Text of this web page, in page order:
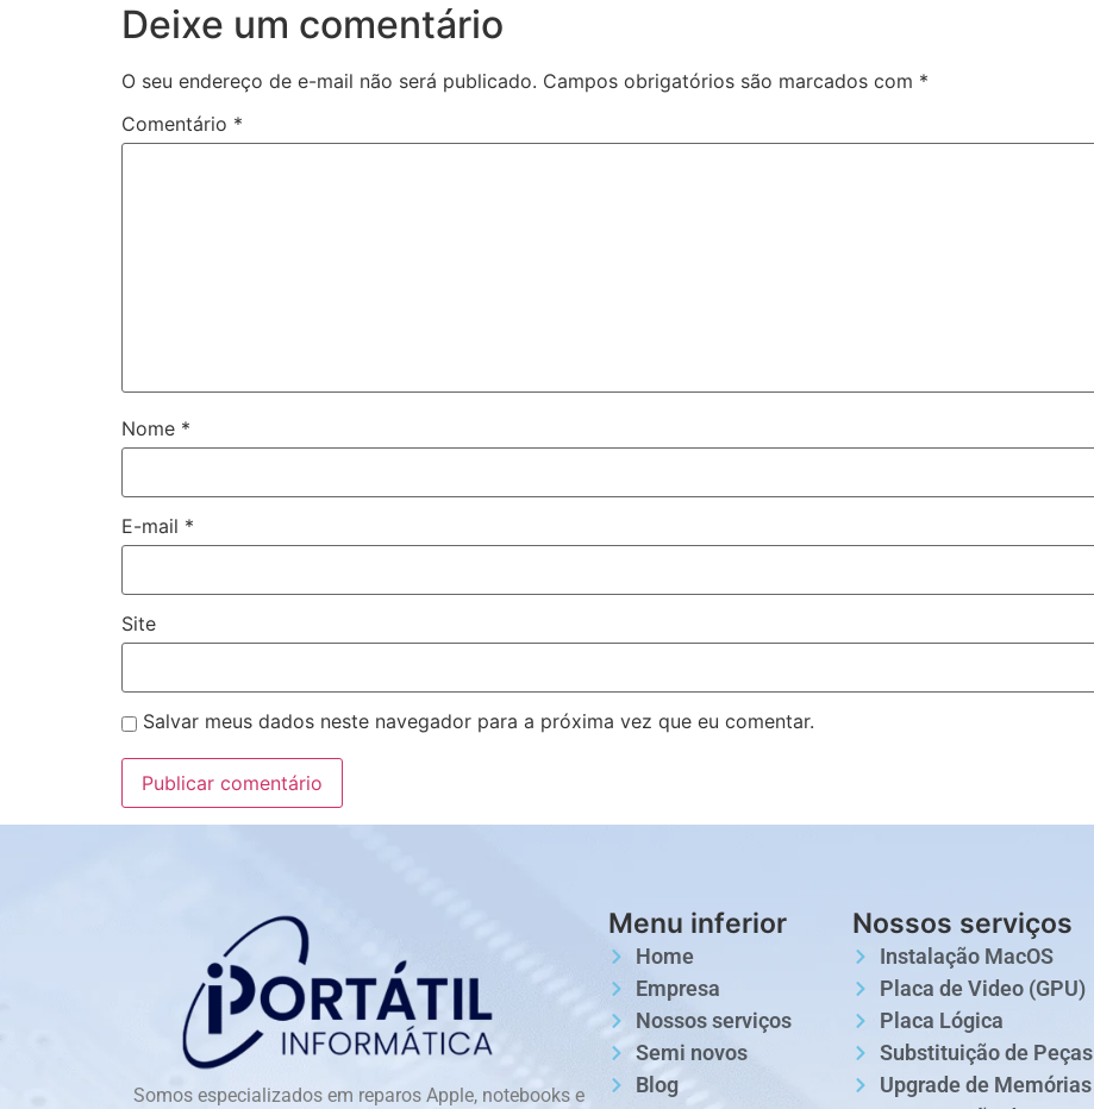
Deixe um comentário
O seu endereço de e-mail não será publicado. Campos obrigatórios são marcados com *
Comentário *
Nome *
E-mail *
Site
Salvar meus dados neste navegador para a próxima vez que eu comentar.
Somos especializados em reparos Apple, notebooks e
Menu inferior
Home
Empresa
Nossos serviços
Semi novos
Blog
Nossos serviços
Instalação MacOS
Placa de Video (GPU)
Placa Lógica
Substituição de Peças
Upgrade de Memórias